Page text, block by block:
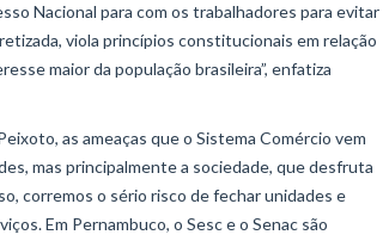
Nacional para com os trabalhadores para evitar
viola princípios constitucionais em relação
maior da população brasileira”, enfatiza
as ameaças que o Sistema Comércio vem
mas principalmente a sociedade, que desfruta
corremos o sério risco de fechar unidades e
Em Pernambuco, o Sesc e o Senac são